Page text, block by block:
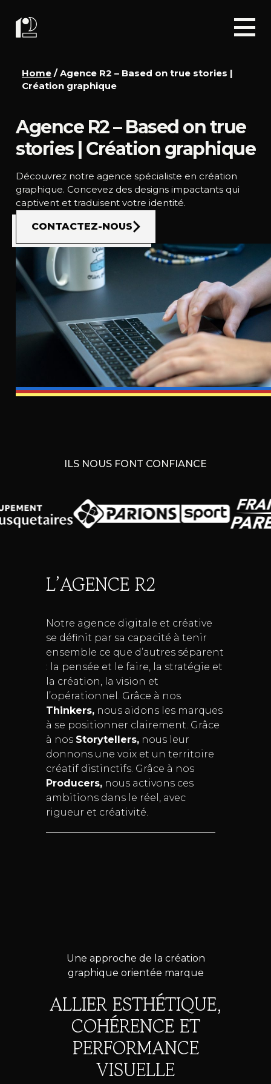
Home /Agence R2 – Based on true stories |
Création graphique
Agence R2 – Based on true
stories | Création graphique
Découvrez notre agence spécialiste en création
graphique. Concevez des designs impactants qui
captivent et traduisent votre identité.
CONTACTEZ-NOUS
ILS NOUS FONT CONFIANCE
L’AGENCE R2
Notre agence digitale et créative
se définit par sa capacité à tenir
ensemble ce que d’autres séparent
: la pensée et le faire, la stratégie et
la création, la vision et
l’opérationnel. Grâce à nos
Thinkers,nous aidons les marques
à se positionner clairement. Grâce
à nos Storytellers,nous leur
donnons une voix et un territoire
créatif distinctifs. Grâce à nos
Producers,nous activons ces
ambitions dans le réel, avec
rigueur et créativité.
Une approche de la création
graphique orientée marque
ALLIER ESTHÉTIQUE,
COHÉRENCE ET
PERFORMANCE
VISUELLE